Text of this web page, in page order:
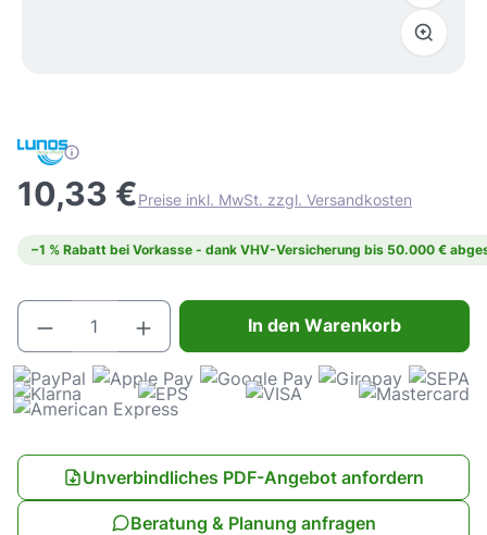
10,33 €Preise inkl. MwSt. zzgl. Versandkosten
−1 % Rabatt bei Vorkasse - dank VHV-Versicherung bis 50.000 €
Produkt Anzahl: Gib den gewünschten
In den Warenkorb
Unverbindliches PDF-Angebot anfordern
Beratung & Planung anfragen